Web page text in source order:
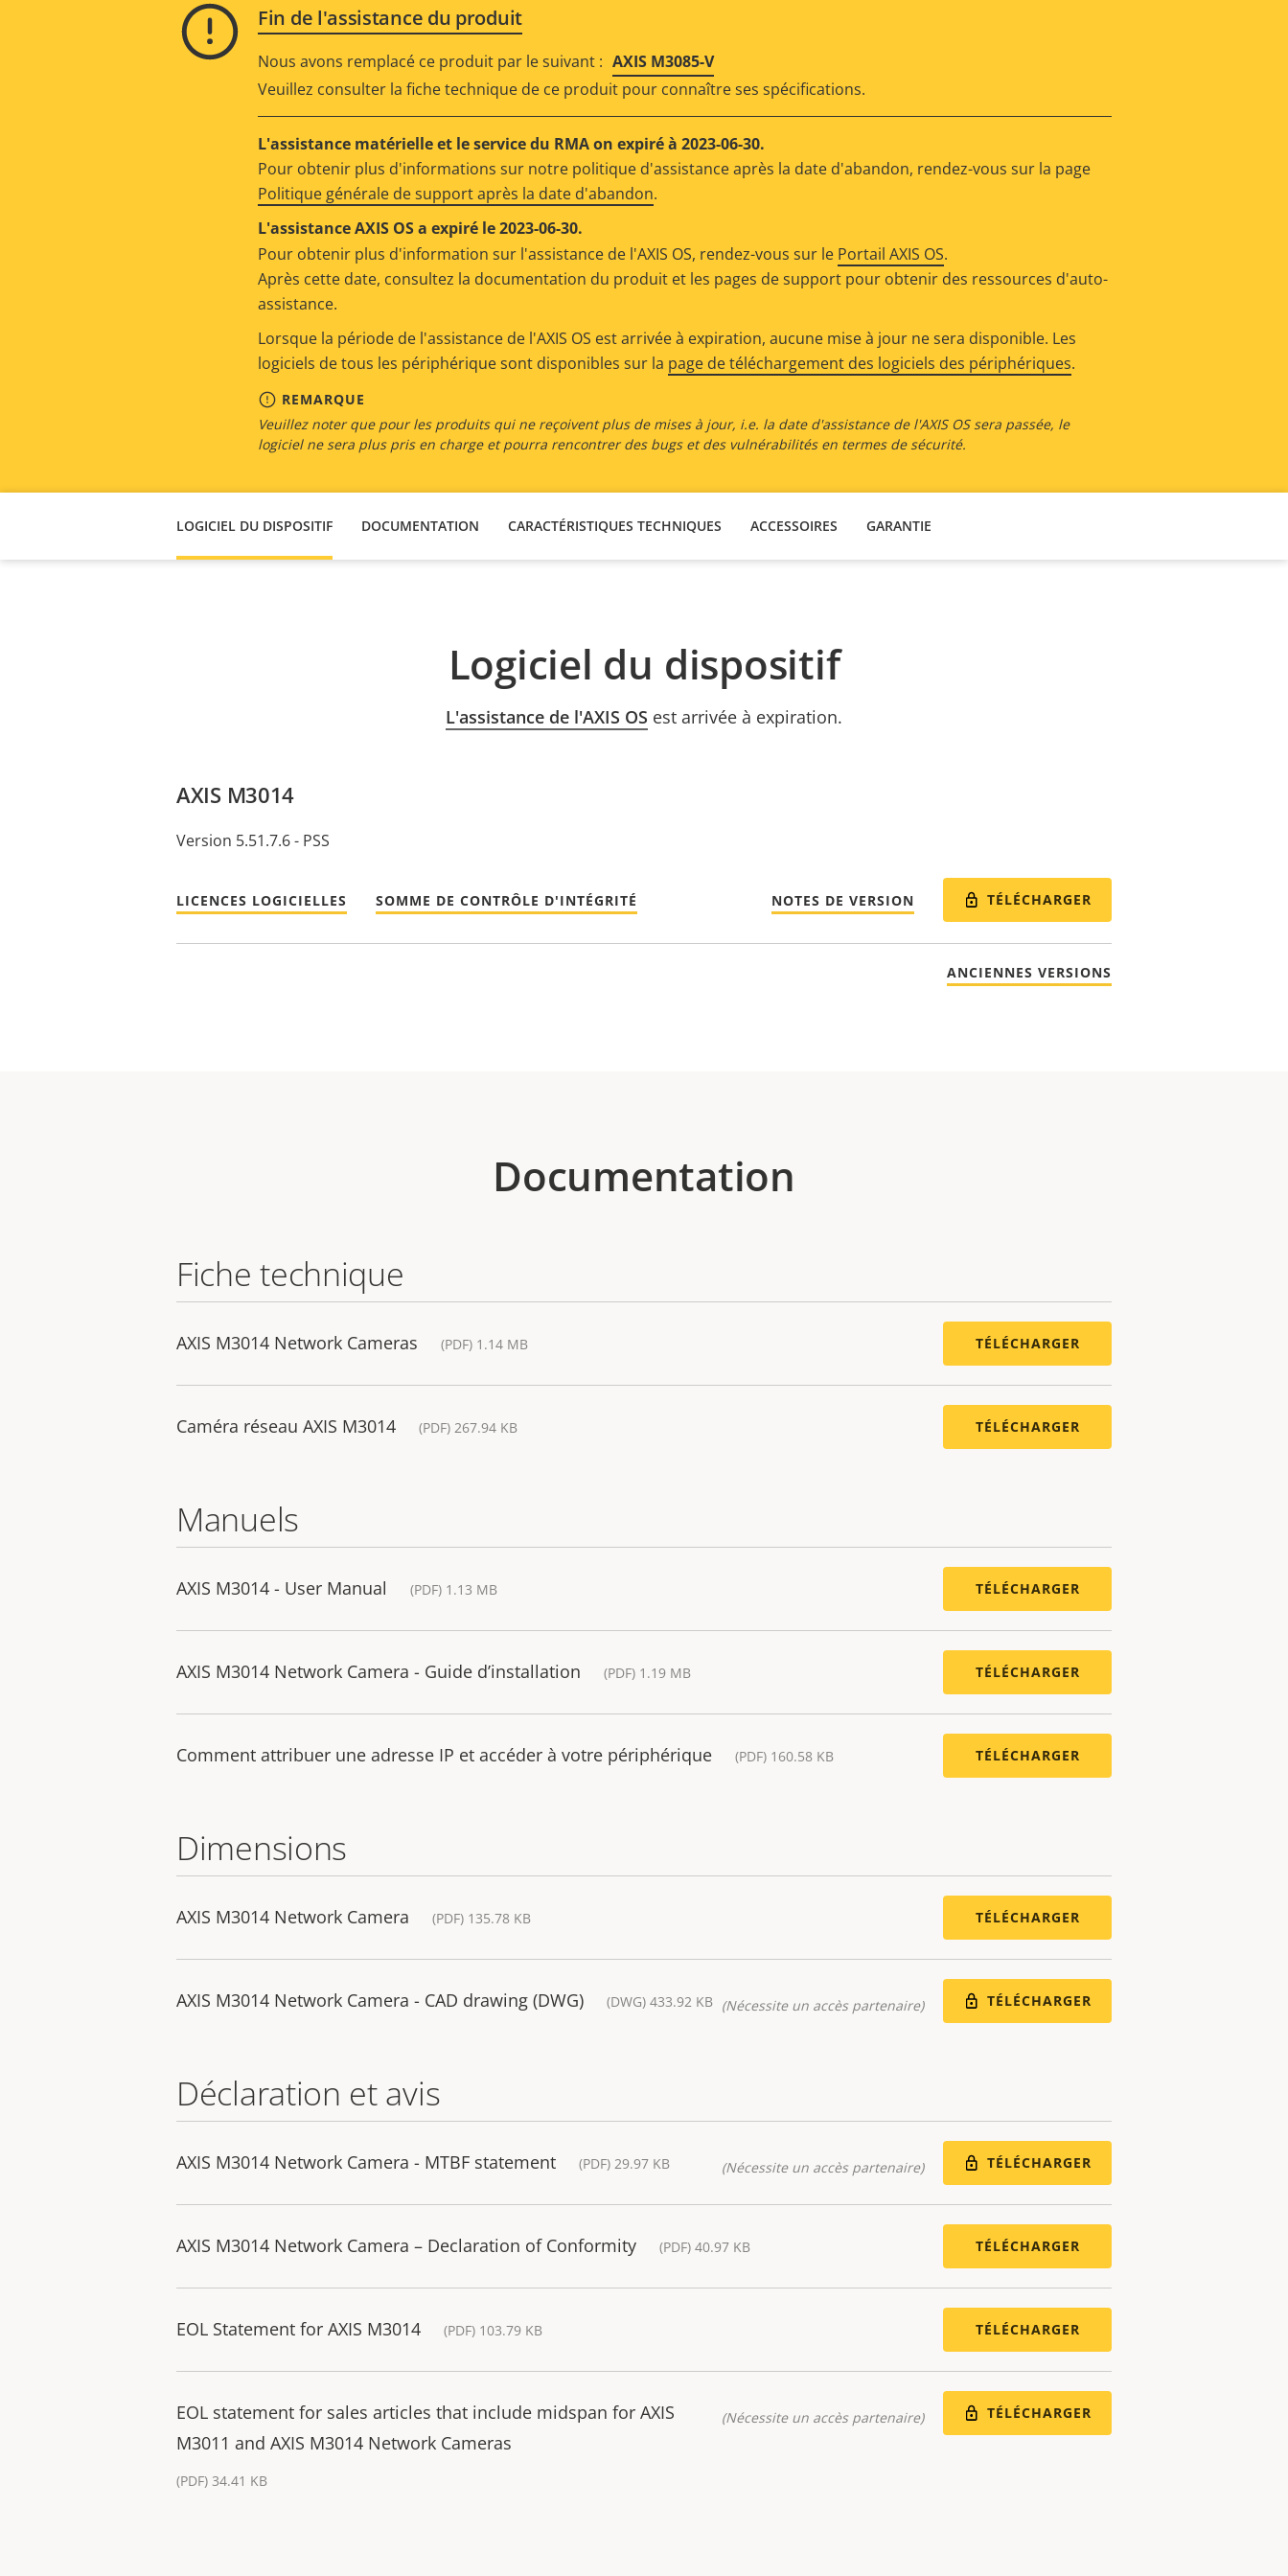
Fin de l'assistance du produit
Nous avons remplacé ce produit par le suivant : AXIS M3085-V
Veuillez consulter la fiche technique de ce produit pour connaître ses spécifications.
L'assistance matérielle et le service du RMA on expiré à 2023-06-30.
Pour obtenir plus d'informations sur notre politique d'assistance après la date d'abandon, rendez-vous sur la page
Politique générale de support après la date d'abandon.
L'assistance AXIS OS a expiré le 2023-06-30.
Pour obtenir plus d'information sur l'assistance de l'AXIS OS, rendez-vous sur le Portail AXIS OS.
Après cette date, consultez la documentation du produit et les pages de support pour obtenir des ressources d'auto-
assistance.
Lorsque la période de l'assistance de l'AXIS OS est arrivée à expiration, aucune mise à jour ne sera disponible. Les
logiciels de tous les périphérique sont disponibles sur la page de téléchargement des logiciels des périphériques.
REMARQUE
Veuillez noter que pour les produits qui ne reçoivent plus de mises à jour, i.e. la date d'assistance de l'AXIS OS sera passée, le
logiciel ne sera plus pris en charge et pourra rencontrer des bugs et des vulnérabilités en termes de sécurité.
LOGICIEL DU DISPOSITIF DOCUMENTATION CARACTÉRISTIQUES TECHNIQUES ACCESSOIRES GARANTIE
Logiciel du dispositif
L'assistance de l'AXIS OS est arrivée à expiration.
AXIS M3014
Version 5.51.7.6 - PSS
LICENCES LOGICIELLES SOMME DE CONTRÔLE D'INTÉGRITÉ NOTES DE VERSION TÉLÉCHARGER
ANCIENNES VERSIONS
Documentation
Fiche technique
AXIS M3014 Network Cameras (PDF) 1.14 MB TÉLÉCHARGER
Caméra réseau AXIS M3014 (PDF) 267.94 KB TÉLÉCHARGER
Manuels
AXIS M3014 - User Manual (PDF) 1.13 MB TÉLÉCHARGER
AXIS M3014 Network Camera - Guide d’installation (PDF) 1.19 MB TÉLÉCHARGER
Comment attribuer une adresse IP et accéder à votre périphérique (PDF) 160.58 KB TÉLÉCHARGER
Dimensions
AXIS M3014 Network Camera (PDF) 135.78 KB TÉLÉCHARGER
AXIS M3014 Network Camera - CAD drawing (DWG) (DWG) 433.92 KB (Nécessite un accès partenaire) TÉLÉCHARGER
Déclaration et avis
AXIS M3014 Network Camera - MTBF statement (PDF) 29.97 KB (Nécessite un accès partenaire) TÉLÉCHARGER
AXIS M3014 Network Camera – Declaration of Conformity (PDF) 40.97 KB TÉLÉCHARGER
EOL Statement for AXIS M3014 (PDF) 103.79 KB TÉLÉCHARGER
EOL statement for sales articles that include midspan for AXIS
M3011 and AXIS M3014 Network Cameras
(PDF) 34.41 KB
(Nécessite un accès partenaire) TÉLÉCHARGER